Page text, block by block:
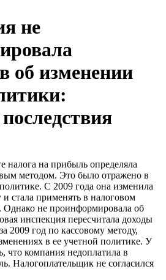
не
об изменении
налога на прибыль определяла
методом. Это было отражено в
С 2009 года она изменила
стала применять в налоговом
Однако не проинформировала об
инспекция пересчитала доходы
2009 год по кассовому методу,
в ее учетной политике. У
что компания недоплатила в
Налогоплательщик не согласился